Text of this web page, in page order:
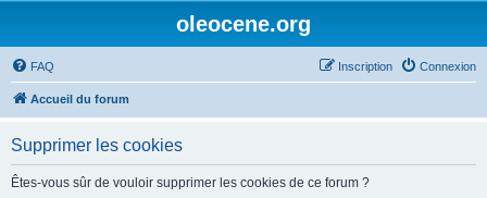
oleocene.org
FAQ Connexion
Inscription
Accueil du forum
Supprimer les cookies
Êtes-vous sûr de vouloir supprimer les cookies de ce forum ?